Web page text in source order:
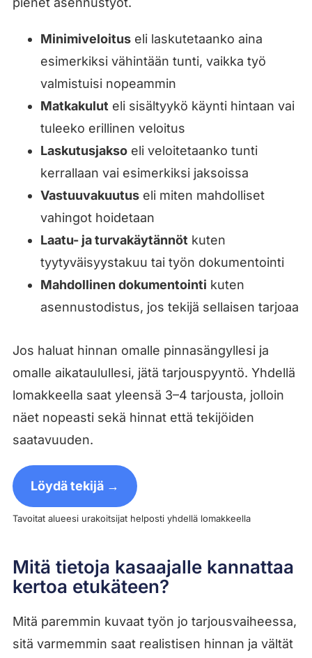
Minimiveloituseli laskutetaanko aina
esimerkiksi vähintään tunti, vaikka työ
valmistuisi nopeammin
Matkakulut eli sisältyykö käynti hintaan vai
tuleeko erillinen veloitus
Laskutusjaksoeli veloitetaanko tunti
kerrallaan vai esimerkiksi jaksoissa
Vastuuvakuutuseli miten mahdolliset
vahingot hoidetaan
Laatu- ja turvakäytännöt kuten
tyytyväisyystakuu tai työn dokumentointi
Mahdollinen dokumentointi kuten
asennustodistus, jos tekijä sellaisen tarjoaa
Jos haluat hinnan omalle pinnasängyllesi ja
omalle aikataulullesi, jätä tarjouspyyntö. Yhdellä
lomakkeella saat yleensä 3–4 tarjousta, jolloin
näet nopeasti sekä hinnat että tekijöiden
saatavuuden.
Löydä tekijä →
Tavoitat alueesi urakoitsijat helposti yhdellä lomakkeella
Mitä tietoja kasaajalle kannattaa
kertoa etukäteen?
Mitä paremmin kuvaat työn jo tarjousvaiheessa,
sitä varmemmin saat realistisen hinnan ja vältät